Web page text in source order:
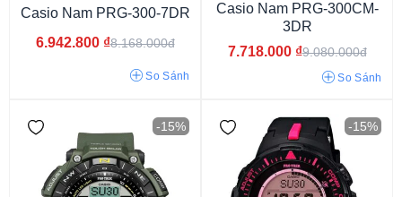
10atm
Casio Nam PRG-300-7DR
6.942.800 ₫8.168.000đ
So Sánh
Casio Nam PRG-300CM-
3DR
7.718.000 ₫9.080.000đ
So Sánh
-15% -15%